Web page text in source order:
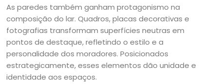
As paredes também ganham protagonismo na
composição do lar. Quadros, placas decorativas e
fotografias transformam superfícies neutras em
pontos de destaque, refletindo o estilo e a
personalidade dos moradores. Posicionados
estrategicamente, esses elementos dão unidade e
identidade aos espaços.